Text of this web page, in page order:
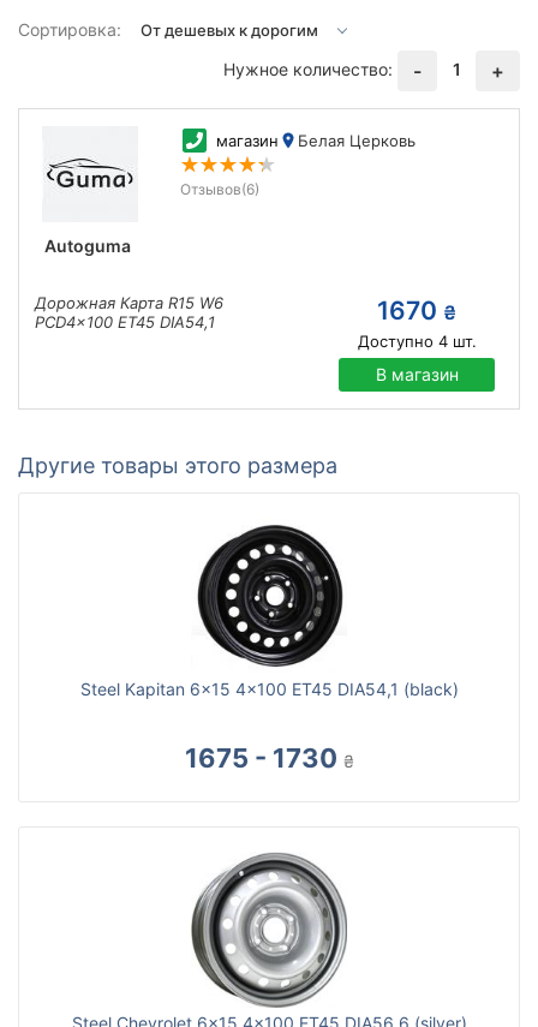
Сортировка:
Нужное количество:
- 1 +
Autoguma
магазин Белая Церковь
Отзывов(6)
Дорожная Карта R15 W6
PCD4x100 ET45 DIA54,1
1670 ₴
Доступно 4шт.
В магазин
Другие товары этого размера
Steel Kapitan 6x15 4x100 ET45 DIA54,1 (black)
1675 - 1730 ₴
Steel Chevrolet 6x15 4x100 ET45 DIA56,6 (silver)